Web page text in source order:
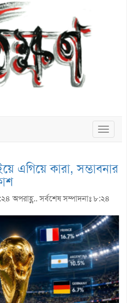
Toggle
এগিয়ে কারা, সম্ভাবনার
অপরাহ্ণ.. সর্বশেষ সম্পাদনাঃ ৮:২৪